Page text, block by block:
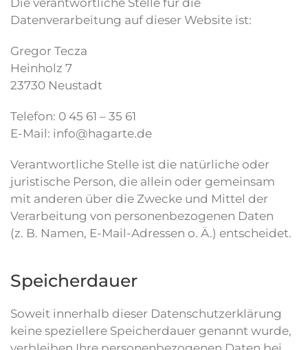
Die verantwortliche Stelle für die
Datenverarbeitung auf dieser Website ist:
Gregor Tecza
Heinholz 7
23730 Neustadt
Telefon: 0 45 61 – 35 61
E-Mail: info@hagarte.de
Verantwortliche Stelle ist die natürliche oder
juristische Person, die allein oder gemeinsam
mit anderen über die Zwecke und Mittel der
Verarbeitung von personenbezogenen Daten
(z. B. Namen, E-Mail-Adressen o. Ä.) entscheidet.
Speicherdauer
Soweit innerhalb dieser Datenschutzerklärung
keine speziellere Speicherdauer genannt wurde,